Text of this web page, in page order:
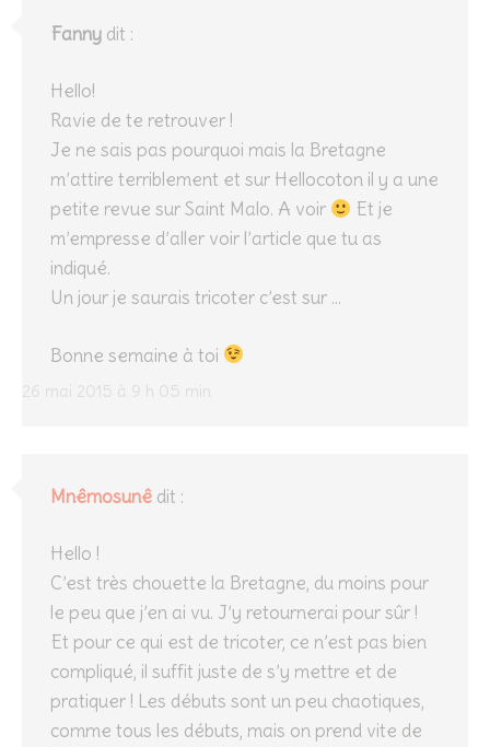
Fanny dit :
26 mai 2015 à 9 h 05 min
Hello!
Ravie de te retrouver !
Je ne sais pas pourquoi mais la Bretagne
m’attire terriblement et sur Hellocoton il y a une
petite revue sur Saint Malo. A voir
Et je
m’empresse d’aller voir l’article que tu as
indiqué.
Un jour je saurais tricoter c’est sur …
Bonne semaine à toi
Mnêmosunê dit :
Hello !
C’est très chouette la Bretagne, du moins pour
le peu que j’en ai vu. J’y retournerai pour sûr !
Et pour ce qui est de tricoter, ce n’est pas bien
compliqué, il suffit juste de s’y mettre et de
pratiquer ! Les débuts sont un peu chaotiques,
comme tous les débuts, mais on prend vite de